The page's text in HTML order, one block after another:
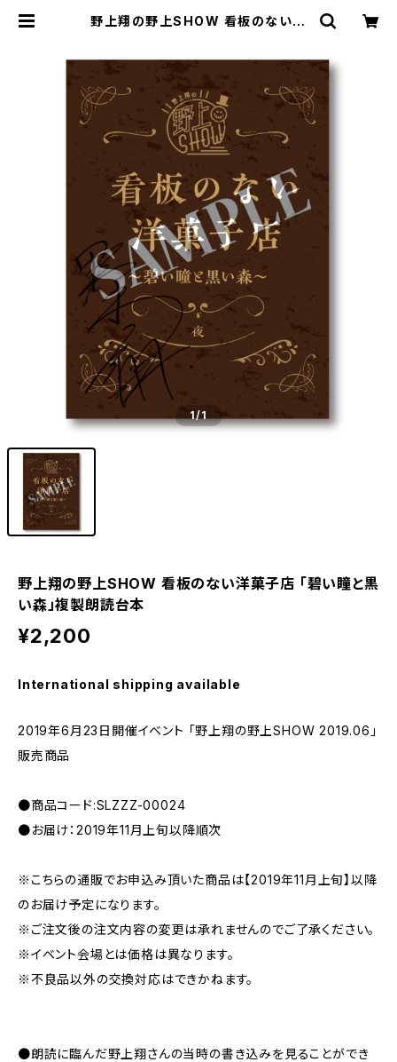
野上翔の野上SHOW 看板のない洋
P
1/1
野上翔の野上SHOW 看板のない洋菓子店 「碧い瞳と黒
い森」複製朗読台本
¥2,200
International shipping available
2019年6月23日開催イベント 「野上翔の野上SHOW 2019.06」
販売商品
●商品コード:SLZZZ-00024
●お届け：2019年11月上旬以降順次
※こちらの通販でお申込み頂いた商品は【2019年11月上旬】以降
のお届け予定になります。
※ご注文後の注文内容の変更は承れませんのでご了承ください。
※イベント会場とは価格は異なります。
※不良品以外の交換対応はできかねます。
●朗読に臨んだ野上翔さんの当時の書き込みを見ることができ